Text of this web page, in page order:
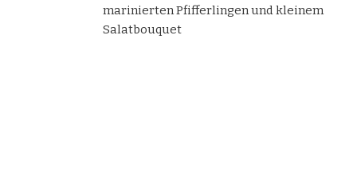
marinierten Pfifferlingen und kleinem
Salatbouquet